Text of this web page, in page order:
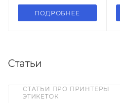
ПОДРОБНЕЕ
Статьи
СТАТЬИ ПРО ПРИНТЕРЫ
ЭТИКЕТОК